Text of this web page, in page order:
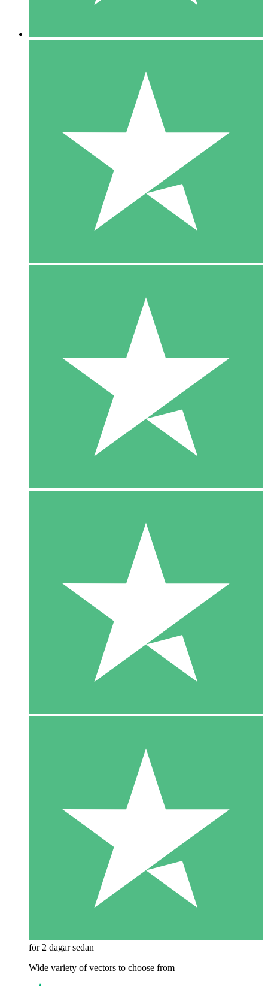
för 2 dagar sedan
Wide variety of vectors to choose from